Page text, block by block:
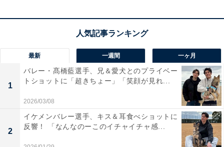
最新 一週間 一ヶ月
1
バレー・髙橋藍選手、兄＆愛犬とのプライベー
トショットに「超きちょー」「笑顔が見れ...
2026/03/08
2
イケメンバレー選手、キス＆耳食べショットに
反響！ 「なんなのーこのイチャイチャ感...